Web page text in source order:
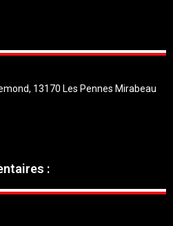
13170 Les Pennes Mirabeau
: